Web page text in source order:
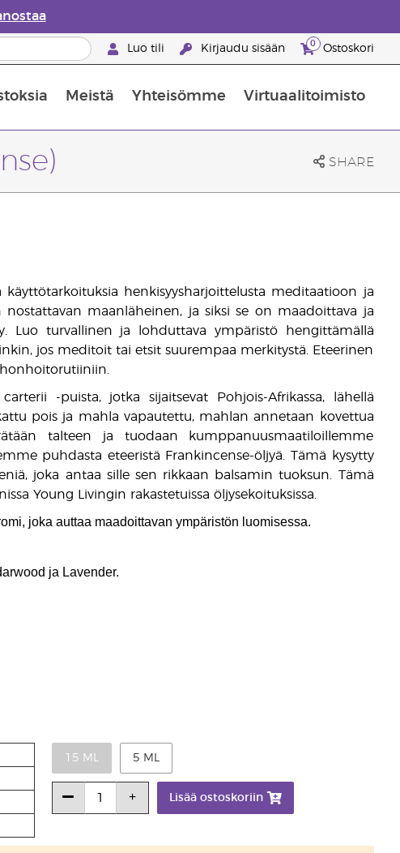
Luo tili Kirjaudu sisään 0 Ostoskori
Meistä Yhteisömme Virtuaalitoimisto
SHARE
henkisyysharjoittelusta meditaatioon ja
maanläheinen, ja siksi se on maadoittava ja
Luo turvallinen ja lohduttava ympäristö hengittämällä
jos meditoit tai etsit suurempaa merkitystä. Eteerinen
-puista, jotka sijaitsevat Pohjois-Afrikassa, lähellä
pois ja mahla vapautettu, mahlan annetaan kovettua
talteen ja tuodaan kumppanuusmaatiloillemme
puhdasta eteeristä Frankincense-öljyä. Tämä kysytty
joka antaa sille sen rikkaan balsamin tuoksun. Tämä
Young Livingin rakastetuissa öljysekoituksissa.
joka auttaa maadoittavan ympäristön luomisessa.
ja Lavender.
15 ML 5 ML
Lisää ostoskoriin